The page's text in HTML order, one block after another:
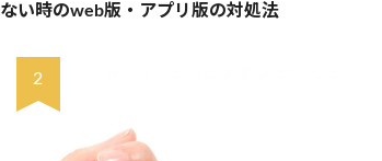
ない時のweb版・アプリ版の対処法